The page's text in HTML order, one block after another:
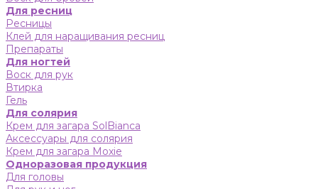
Для ресниц
Ресницы
Клей для наращивания ресниц
Препараты
Для ногтей
Воск для рук
Втирка
Гель
Для солярия
Крем для загара SolBianca
Аксессуары для солярия
Крем для загара Moxie
Одноразовая продукция
Для головы